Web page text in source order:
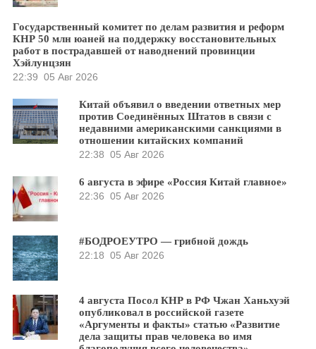
Государственный комитет по делам развития и реформ
КНР 50 млн юаней на поддержку восстановительных
работ в пострадавшей от наводнений провинции
Хэйлунцзян
22:39 05 Авг 2026
Китай объявил о введении ответных мер
против Соединённых Штатов в связи с
недавними американскими санкциями в
отношении китайских компаний
22:38 05 Авг 2026
6 августа в эфире «Россия Китай главное»
22:36 05 Авг 2026
#БОДРОЕУТРО — грибной дождь
22:18 05 Авг 2026
4 августа Посол КНР в РФ Чжан Ханьхуэй
опубликовал в российской газете
«Аргументы и факты» статью «Развитие
дела защиты прав человека во имя